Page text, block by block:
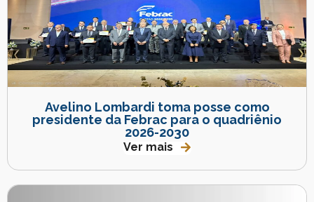
Avelino Lombardi toma posse como
presidente da Febrac para o quadriênio
2026-2030
Ver mais